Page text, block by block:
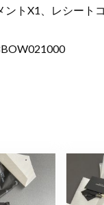
ントX1、レシート